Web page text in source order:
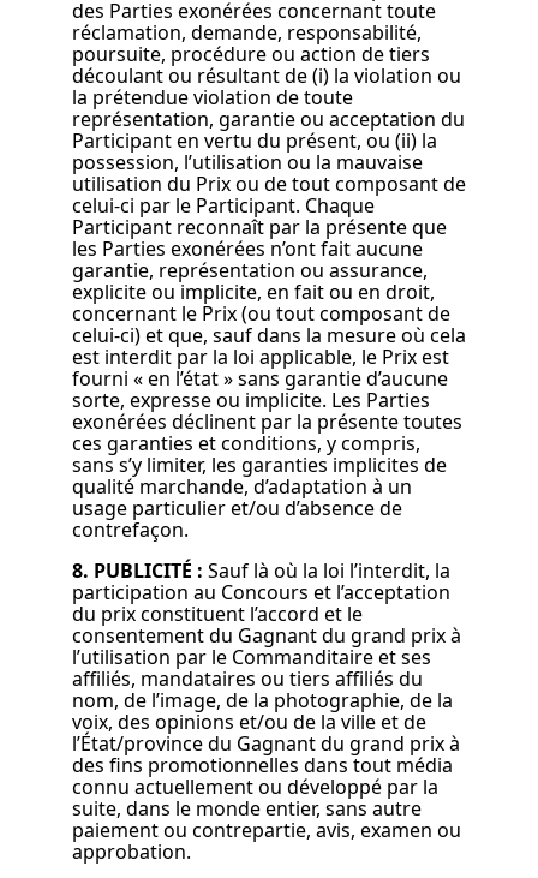
des Parties exonérées concernant toute
réclamation, demande, responsabilité,
poursuite, procédure ou action de tiers
découlant ou résultant de (i) la violation ou
la prétendue violation de toute
représentation, garantie ou acceptation du
Participant en vertu du présent, ou (ii) la
possession, l’utilisation ou la mauvaise
utilisation du Prix ou de tout composant de
celui-ci par le Participant. Chaque
Participant reconnaît par la présente que
les Parties exonérées n’ont fait aucune
garantie, représentation ou assurance,
explicite ou implicite, en fait ou en droit,
concernant le Prix (ou tout composant de
celui-ci) et que, sauf dans la mesure où cela
est interdit par la loi applicable, le Prix est
fourni « en l’état » sans garantie d’aucune
sorte, expresse ou implicite. Les Parties
exonérées déclinent par la présente toutes
ces garanties et conditions, y compris,
sans s’y limiter, les garanties implicites de
qualité marchande, d’adaptation à un
usage particulier et/ou d’absence de
contrefaçon.
8. PUBLICITÉ : Sauf là où la loi l’interdit, la
participation au Concours et l’acceptation
du prix constituent l’accord et le
consentement du Gagnant du grand prix à
l’utilisation par le Commanditaire et ses
affiliés, mandataires ou tiers affiliés du
nom, de l’image, de la photographie, de la
voix, des opinions et/ou de la ville et de
l’État/province du Gagnant du grand prix à
des fins promotionnelles dans tout média
connu actuellement ou développé par la
suite, dans le monde entier, sans autre
paiement ou contrepartie, avis, examen ou
approbation.